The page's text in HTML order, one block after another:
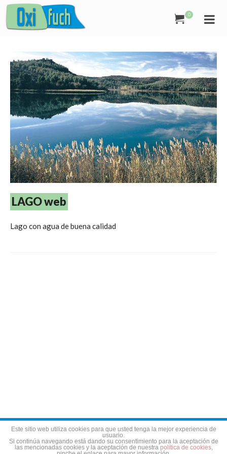
0
LAGO web
Lago con agua de buena calidad
Aviso legal Política de privacidad Política de cookies
Este sitio web utiliza cookies para que usted tenga la mejor experiencia de
usuario.
Si continúa navegando está dando su consentimiento para la aceptación de
las mencionadas cookies y la aceptación de nuestra política de cookies,